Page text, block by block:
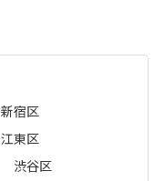
新宿区
江東区
渋谷区